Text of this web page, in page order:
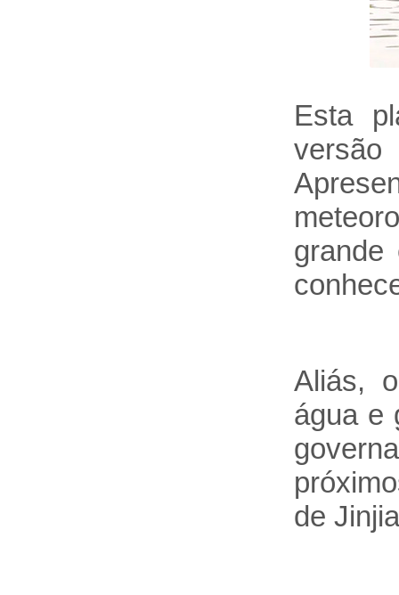
Esta
grande
Aliás,
água e
de